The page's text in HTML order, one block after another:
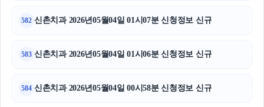
582 신촌치과 2026년05월04일 01시07분 신청정보 신규
583 신촌치과 2026년05월04일 01시06분 신청정보 신규
584 신촌치과 2026년05월04일 00시58분 신청정보 신규